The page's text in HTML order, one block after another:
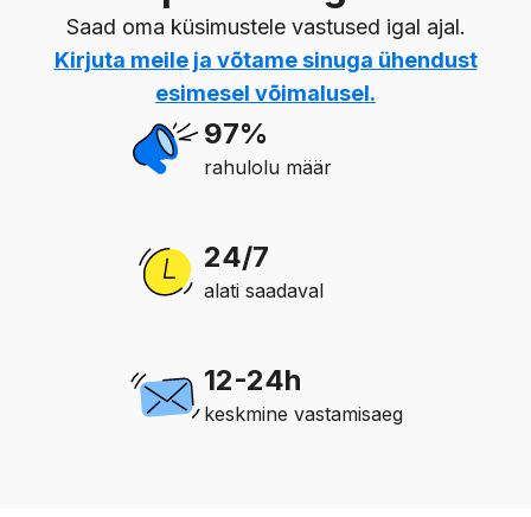
Saad oma küsimustele vastused igal ajal.
Kirjuta meileja võtame sinuga ühendust
esimesel võimalusel.
97%
rahulolu määr
24/7
alati saadaval
12-24h
keskmine vastamisaeg